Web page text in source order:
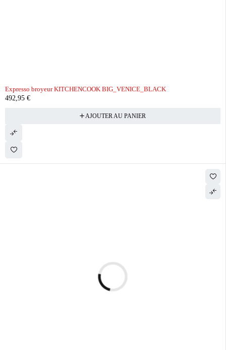
Expresso broyeur KITCHENCOOK BIG_VENICE_BLACK
492,95 €
AJOUTER AU PANIER